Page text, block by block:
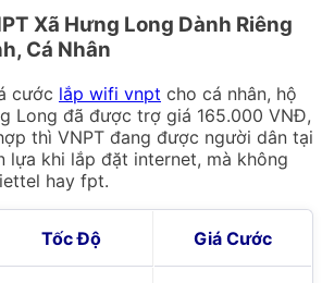
Xã Hưng Long Dành Riêng
Cá Nhân
cước lắp wifi vnpt cho cá nhân, hộ
Long đã được trợ giá 165.000 VNĐ,
thì VNPT đang được người dân tại
lựa khi lắp đặt internet, mà không
hay fpt.
Tốc Độ Giá Cước